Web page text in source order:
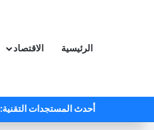
الرئيسية الاقتصاد
أحدث المستجدات التقنية: